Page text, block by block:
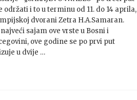
održati i to u terminu od 11. do 14 aprila,
dvorani Zetra H.A.Samaran.
sajam ove vrste u Bosni i
ove godine se po prvi put
u dvije …